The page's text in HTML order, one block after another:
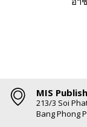
MIS
213/3 Soi
Bang Phong